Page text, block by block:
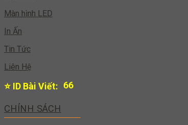
Màn hình LED
In Ấn
Tin Tức
Liên Hệ
⭐ ID Bài Viết: 65
CHÍNH SÁCH